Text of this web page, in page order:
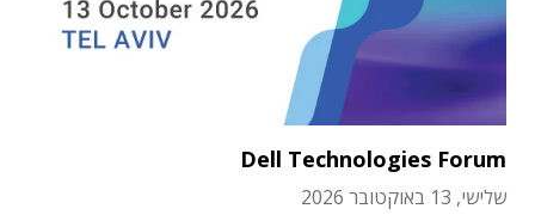
Dell Technologies Forum
שלישי, 13 באוקטובר 2026